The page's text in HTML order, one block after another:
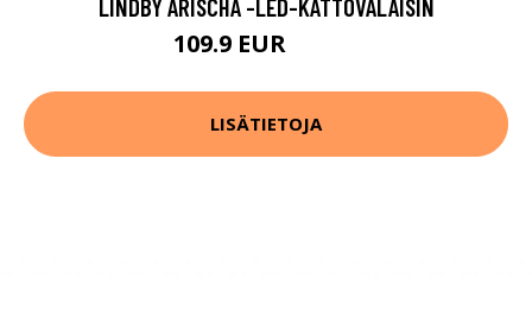
LINDBY ARISCHA -LED-KATTOVALAISIN
109.9 EUR
LISÄTIETOJA